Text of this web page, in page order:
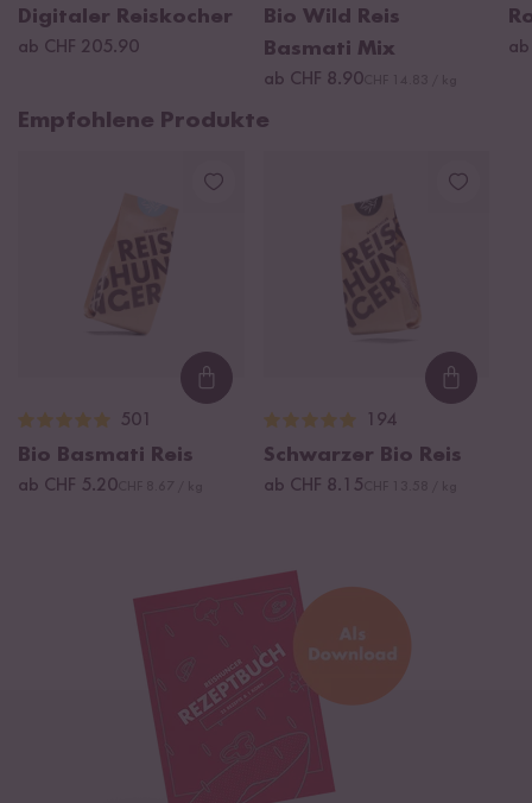
Digitaler Reiskocher
ab CHF 205.90
Bio Wild Reis
Basmati Mix
ab CHF 8.90CHF 14.83 / kg
ab
Empfohlene Produkte
Loading...
501
Bio Basmati Reis
ab CHF 5.20
194
Schwarzer Bio Reis
ab CHF 8.15